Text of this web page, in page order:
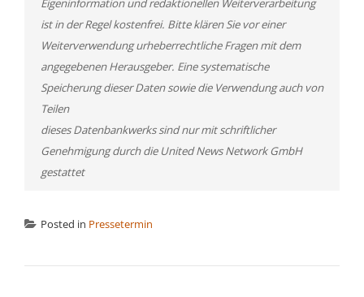
Eigeninformation und redaktionellen Weiterverarbeitung
ist in der Regel kostenfrei. Bitte klären Sie vor einer
Weiterverwendung urheberrechtliche Fragen mit dem
angegebenen Herausgeber. Eine systematische
Speicherung dieser Daten sowie die Verwendung auch von
Teilen
dieses Datenbankwerks sind nur mit schriftlicher
Genehmigung durch die United News Network GmbH
gestattet
Posted in Pressetermin